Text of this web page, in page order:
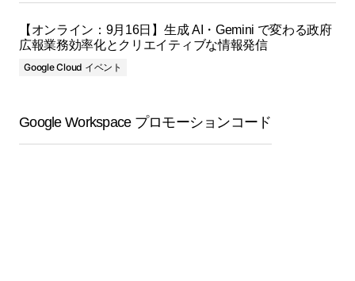
【オンライン：9月16日】生成 AI・Gemini で変わる政府
広報業務効率化とクリエイティブな情報発信
Google Cloud イベント
Google Workspace プロモーションコード